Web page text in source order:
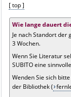
[ top ]
Wie lange dauert
Je nach Standort
3 Wochen.
Wenn Sie Literatur
SUBITO eine
Wenden Sie sich
der Bibliothek (